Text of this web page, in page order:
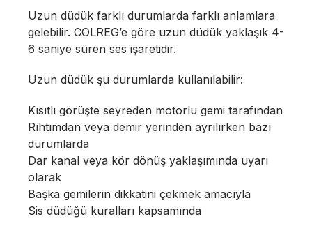
Uzun düdük farklı durumlarda farklı anlamlara
gelebilir. COLREG’e göre uzun düdük yaklaşık 4-
6 saniye süren ses işaretidir.
Uzun düdük şu durumlarda kullanılabilir:
Kısıtlı görüşte seyreden motorlu gemi tarafından
Rıhtımdan veya demir yerinden ayrılırken bazı
durumlarda
Dar kanal veya kör dönüş yaklaşımında uyarı
olarak
Başka gemilerin dikkatini çekmek amacıyla
Sis düdüğü kuralları kapsamında